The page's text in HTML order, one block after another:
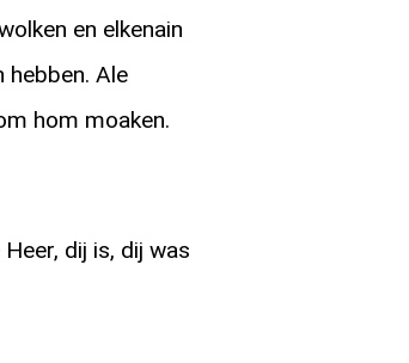
en elkenain
hebben. Ale
hom moaken.
dij is, dij was